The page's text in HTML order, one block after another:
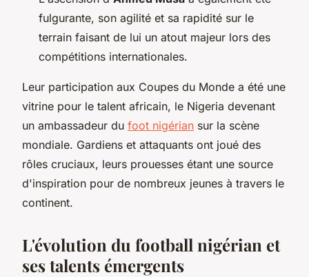
fulgurante, son agilité et sa rapidité sur le
terrain faisant de lui un atout majeur lors des
compétitions internationales.
Leur participation aux Coupes du Monde a été une
vitrine pour le talent africain, le Nigeria devenant
un ambassadeur du foot nigérian sur la scène
mondiale. Gardiens et attaquants ont joué des
rôles cruciaux, leurs prouesses étant une source
d'inspiration pour de nombreux jeunes à travers le
continent.
L'évolution du football nigérian et
ses talents émergents